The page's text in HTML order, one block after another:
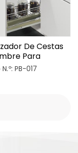
De Cestas
Para
De Cocina
PB-017